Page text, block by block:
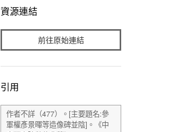
資源連結
前往原始連結
引用